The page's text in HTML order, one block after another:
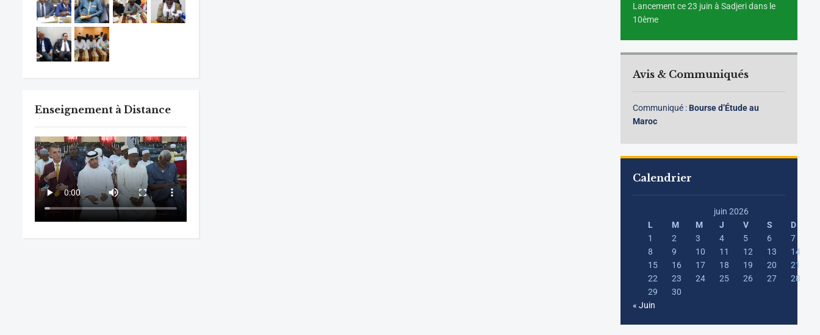
Enseignement à Distance
Lancement ce 23 juin à Sadjeri dans le
10ème
Avis & Communiqués
Communiqué : Bourse d’Étude au
Maroc
Calendrier
juin 2026
L
M M J V S
D
1
2 3 4 5 6
7
8
9 10 11 12 13
14
15
16 17 18 19 20
21
22
23 24 25 26 27
28
29
30
« Juin